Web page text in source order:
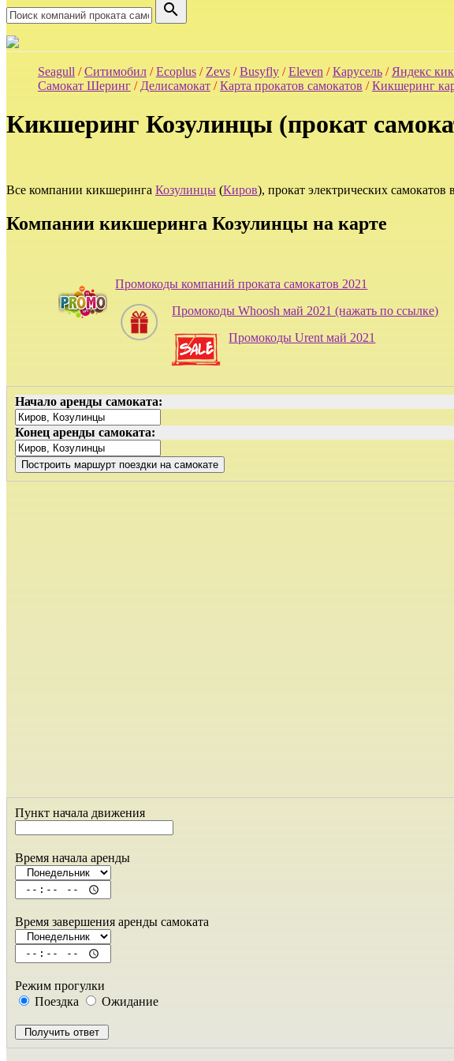
search
Seagull /Ситимобил/Ecoplus/ Zevs/Busyfly/Eleven /Карусель/ Яндекс
Самокат Шеринг/ Делисамокат/Карта прокатов самокатов /Кикшеринг
Кикшеринг Козулинцы (прокат
Все компании кикшеринга Козулинцы (Киров), прокат электрических
Компании кикшеринга Козулинцы на карте
Промокоды компаний проката самокатов 2021
Промокоды Whoosh май 2021 (нажать по ссылке)
Промокоды Urent май 2021
Начало аренды самоката:
Конец аренды самоката:
Пункт начала движения
Время начала аренды
Время завершения аренды самоката
Режим прогулки
Поездка
Ожидание